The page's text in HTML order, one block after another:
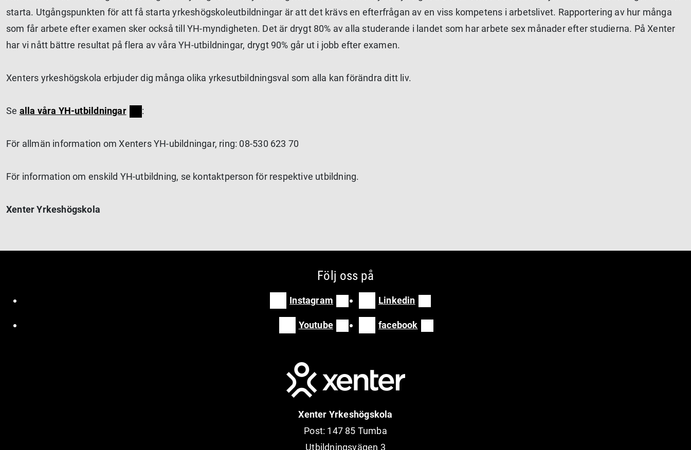
starta. Utgångspunkten för att få starta yrkeshögskoleutbildningar är att det krävs en efterfrågan av en viss kompetens i arbetslivet. Rapportering av hur många
som får arbete efter examen sker också till YH-myndigheten. Det är drygt 80% av alla studerande i landet som har arbete sex månader efter studierna. På Xenter
har vi nått bättre resultat på flera av våra YH-utbildningar, drygt 90% går ut i jobb efter examen.
Xenters yrkeshögskola erbjuder dig många olika yrkesutbildningsval som alla kan förändra ditt liv.
Se alla våra YH-utbildningar :
För allmän information om Xenters YH-ubildningar, ring: 08-530 623 70
För information om enskild YH-utbildning, se kontaktperson för respektive utbildning.
Xenter Yrkeshögskola
Följ oss på
Instagram Linkedin
Youtube facebook
Bild
Xenter Yrkeshögskola
Post: 147 85 Tumba
Utbildningsvägen 3